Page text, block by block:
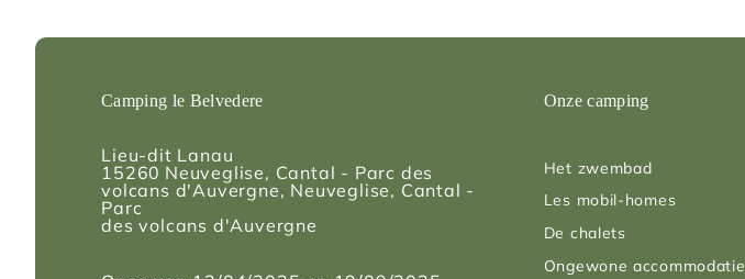
Camping le Belvedere
Lieu-dit Lanau
15260 Neuveglise, Cantal - Parc des
volcans d'Auvergne, Neuveglise, Cantal -
Parc
des volcans d'Auvergne
Onze camping
Het zwembad
Les mobil-homes
De chalets
Ongewone accommodatie